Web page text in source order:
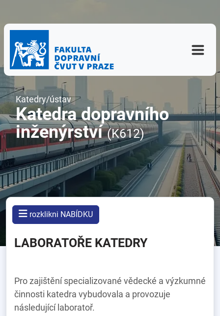
Katedry/ústav
Katedra dopravního
inženýrství(K612)
rozklikni NABÍDKU
LABORATOŘE KATEDRY
Pro zajištění specializované vědecké a výzkumné
činnosti katedra vybudovala a provozuje
následující laboratoř.